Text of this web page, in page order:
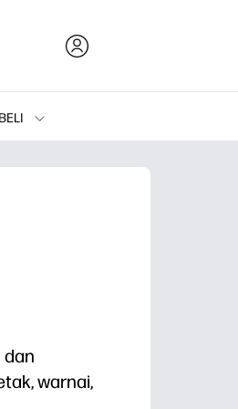
BELI
Printer
warnai,